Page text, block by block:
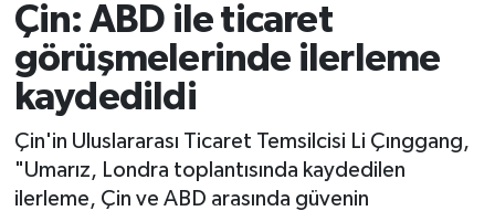
Çin: ABD ile ticaret
görüşmelerinde ilerleme
kaydedildi
Çin'in Uluslararası Ticaret Temsilcisi Li Çınggang,
"Umarız, Londra toplantısında kaydedilen
ilerleme, Çin ve ABD arasında güvenin
Kültür & Sanat
Politika
Spor
Turizm
Süper Lig Puan Durumu ve Fikstür
Tüm Manşetler
Son Dakika Haberleri
Haber Arşivi